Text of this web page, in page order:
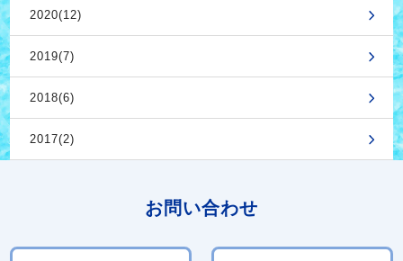
2020(12)
2019(7)
2018(6)
2017(2)
お問い合わせ